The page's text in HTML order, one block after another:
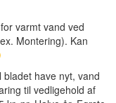
varmt vand ved
Montering). Kan
have nyt, vand
til vedligehold af